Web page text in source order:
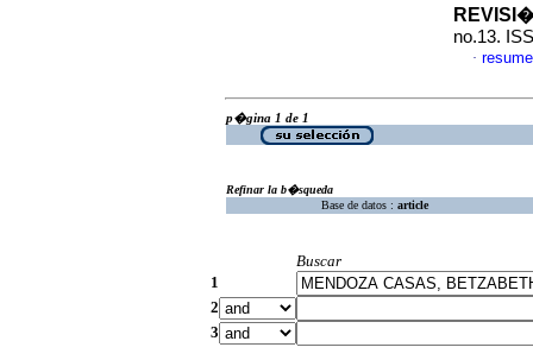
no.13.
·
p�gina 1 de 1
Refinar la b�squeda
Base de datos : article
Buscar
1
2
3